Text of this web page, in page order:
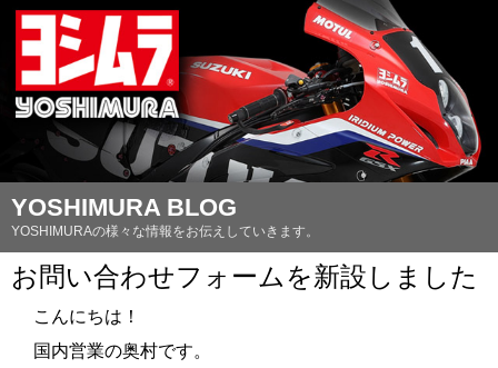
YOSHIMURA BLOG
YOSHIMURAの様々な情報をお伝えしていきます。
お問い合わせフォームを新設しました
こんにちは！
国内営業の奥村です。